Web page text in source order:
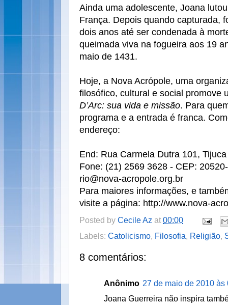
Ainda uma adolescente, Joana
França. Depois quando capturada,
dois anos até ser condenada à
queimada viva na fogueira aos 19
maio de 1431.
Hoje, a Nova Acrópole, uma
filosófico, cultural e social promove
D’Arc: sua vida e missão. Para
programa e a entrada é franca.
endereço:
End: Rua Carmela Dutra 101, Tijuca
Fone: (21) 2569 3628 - CEP:
rio@nova-acropole.org.br
Para maiores informações, e
visite a página: http://www.nova-
Posted by Cecile Az at 00:00
Labels: Catolicismo, Filosofia, Religião,
8 comentários:
Anônimo 27 de maio de 2010 às
Joana Guerreira não inspira